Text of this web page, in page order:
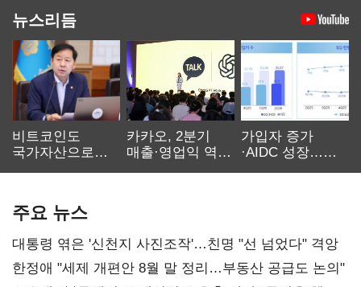
뉴스리듬
비트코인도
국가자산으로…'
카카오, 2분기
매출·영업익 역대
가입자 증가
·AIDC 성장…
주요 뉴스
대통령 엮은 '신천지 사진조작'…친명 "선 넘었다" 격앙
한정애 "세제 개편안 8월 말 정리…부동산 공급도 논의"